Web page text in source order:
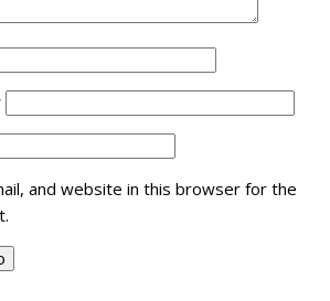
and website in this browser for the